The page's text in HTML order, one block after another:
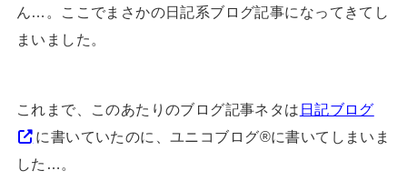
ん…。ここでまさかの日記系ブログ記事になってきてし
まいました。
これまで、このあたりのブログ記事ネタは 日記ブログ
に書いていたのに、ユニコブログ®に書いてしまいま
した…。